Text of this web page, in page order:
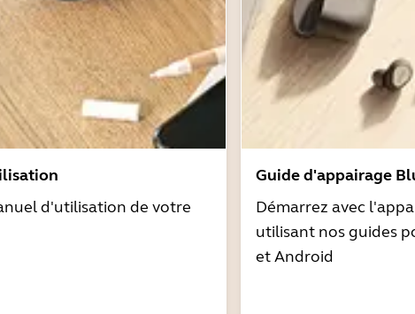
d'utilisation de votre
Guide d'appairage
Démarrez avec
utilisant nos guides
et Android